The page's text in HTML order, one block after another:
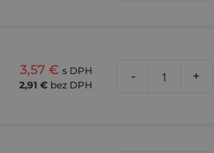
3,57 € s DPH
2,91 € bez DPH
- +